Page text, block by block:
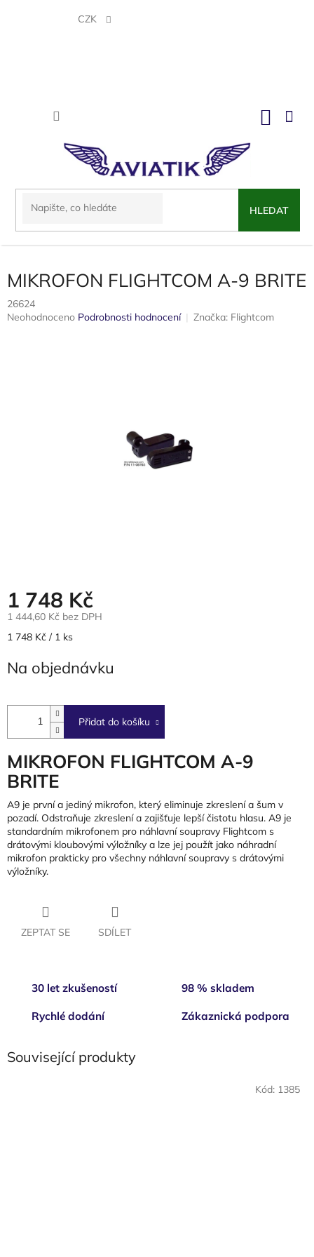
CZK
HLEDAT
MIKROFON FLIGHTCOM A-9 BRITE
26624
Průměrné
Neohodnoceno Podrobnosti hodnocení Značka: Flightcom
1 748 Kč
1 444,60 Kč bez DPH
Měrná
1 748 Kč / 1 ks
Na objednávku
Přidat do košíku
MIKROFON FLIGHTCOM A-9
BRITE
A9 je první a jediný mikrofon, který eliminuje zkreslení a šum v
pozadí. Odstraňuje zkreslení a zajišťuje lepší čistotu hlasu. A9 je
standardním mikrofonem pro náhlavní soupravy Flightcom s
drátovými kloubovými výložníky a lze jej použít jako náhradní
mikrofon prakticky pro všechny náhlavní soupravy s drátovými
výložníky.
ZEPTAT SE SDÍLET
30 let zkušeností 98 % skladem
Rychlé dodání Zákaznická podpora
Související produkty
Kód: 1385